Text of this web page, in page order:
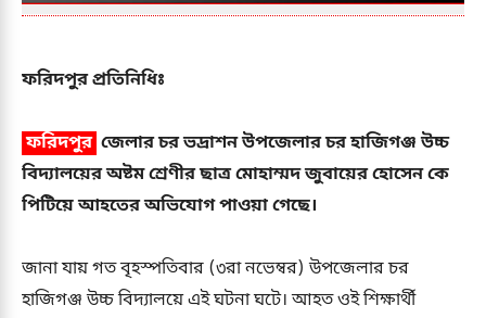
ফরিদপুর প্রতিনিধিঃ
ফরিদপুর জেলার চর ভদ্রাশন উপজেলার চর হাজিগঞ্জ উচ্চ
বিদ্যালয়ের অষ্টম শ্রেণীর ছাত্র মোহাম্মদ জুবায়ের হোসেন কে
পিটিয়ে আহতের অভিযোগ পাওয়া গেছে।
জানা যায় গত বৃহস্পতিবার (৩রা নভেম্বর) উপজেলার চর
হাজিগঞ্জ উচ্চ বিদ্যালয়ে এই ঘটনা ঘটে। আহত ওই শিক্ষার্থী